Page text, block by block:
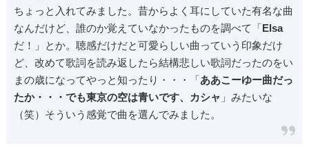
ちょっと入れてみました。昔からよく耳にしていた有名な曲
なんだけど、誰のか覚えていなかったものを調べて「Elsa
だ！」とか。聴感だけだと可愛らしい曲っていう印象だけ
ど、改めて歌詞を読み返したら結構悲しい歌詞だったのをい
まの歳になってやっと知ったり・・・「ああこーゆー曲だっ
たか・・・でも東京の空は青いです、カシャ 」みたいな
（笑）そういう感覚で曲を選んでみました。